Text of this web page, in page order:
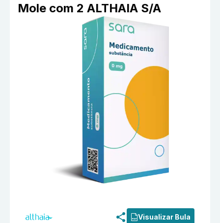
Mole com 2 ALTHAIA S/A
Visualizar Bula